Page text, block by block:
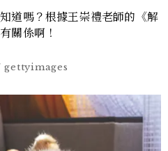
道嗎？根據王崇禮老師的《解
關係啊！
/ gettyimages